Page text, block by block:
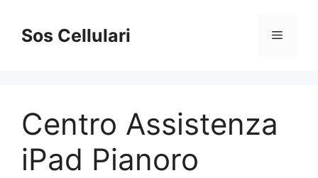
contenuto
Sos Cellulari Menu
Centro Assistenza
iPad Pianoro